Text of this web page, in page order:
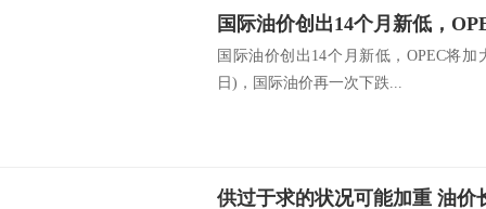
国际油价创出14个月新低，
国际油价创出14个月新低，OPEC将
日)，国际油价再一次下跌...
供过于求的状况可能加重 油价